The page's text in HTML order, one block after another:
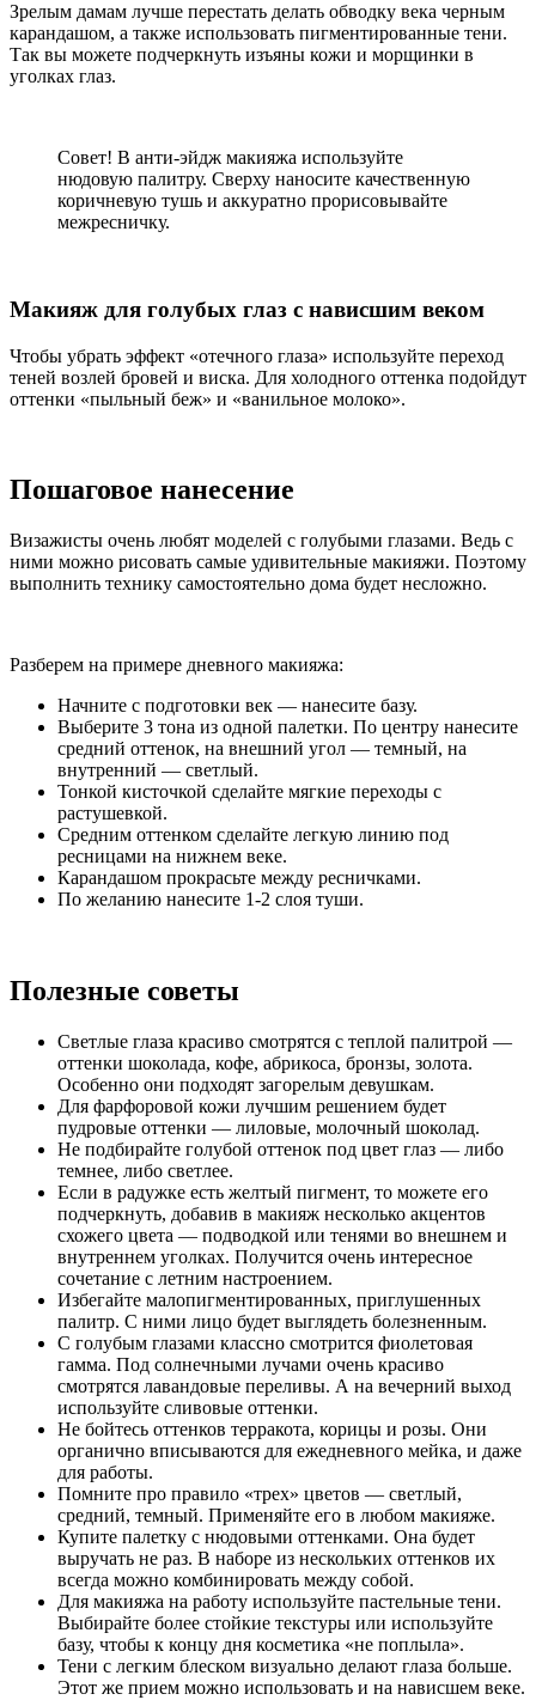
Зрелым дамам лучше перестать делать обводку века черным
карандашом, а также использовать пигментированные тени.
Так вы можете подчеркнуть изъяны кожи и морщинки в
уголках глаз.
Совет! В анти-эйдж макияжа используйте
нюдовую палитру. Сверху наносите качественную
коричневую тушь и аккуратно прорисовывайте
межресничку.
Макияж для голубых глаз с нависшим веком
Чтобы убрать эффект «отечного глаза» используйте переход
теней возлей бровей и виска. Для холодного оттенка подойдут
оттенки «пыльный беж» и «ванильное молоко».
Пошаговое нанесение
Визажисты очень любят моделей с голубыми глазами. Ведь с
ними можно рисовать самые удивительные макияжи. Поэтому
выполнить технику самостоятельно дома будет несложно.
Разберем на примере дневного макияжа:
Начните с подготовки век — нанесите базу.
Выберите 3 тона из одной палетки. По центру нанесите
средний оттенок, на внешний угол — темный, на
внутренний — светлый.
Тонкой кисточкой сделайте мягкие переходы с
растушевкой.
Средним оттенком сделайте легкую линию под
ресницами на нижнем веке.
Карандашом прокрасьте между ресничками.
По желанию нанесите 1-2 слоя туши.
Полезные советы
Светлые глаза красиво смотрятся с теплой палитрой —
оттенки шоколада, кофе, абрикоса, бронзы, золота.
Особенно они подходят загорелым девушкам.
Для фарфоровой кожи лучшим решением будет
пудровые оттенки — лиловые, молочный шоколад.
Не подбирайте голубой оттенок под цвет глаз — либо
темнее, либо светлее.
Если в радужке есть желтый пигмент, то можете его
подчеркнуть, добавив в макияж несколько акцентов
схожего цвета — подводкой или тенями во внешнем и
внутреннем уголках. Получится очень интересное
сочетание с летним настроением.
Избегайте малопигментированных, приглушенных
палитр. С ними лицо будет выглядеть болезненным.
С голубым глазами классно смотрится фиолетовая
гамма. Под солнечными лучами очень красиво
смотрятся лавандовые переливы. А на вечерний выход
используйте сливовые оттенки.
Не бойтесь оттенков терракота, корицы и розы. Они
органично вписываются для ежедневного мейка, и даже
для работы.
Помните про правило «трех» цветов — светлый,
средний, темный. Применяйте его в любом макияже.
Купите палетку с нюдовыми оттенками. Она будет
выручать не раз. В наборе из нескольких оттенков их
всегда можно комбинировать между собой.
Для макияжа на работу используйте пастельные тени.
Выбирайте более стойкие текстуры или используйте
базу, чтобы к концу дня косметика «не поплыла».
Тени с легким блеском визуально делают глаза больше.
Этот же прием можно использовать и на нависшем веке.